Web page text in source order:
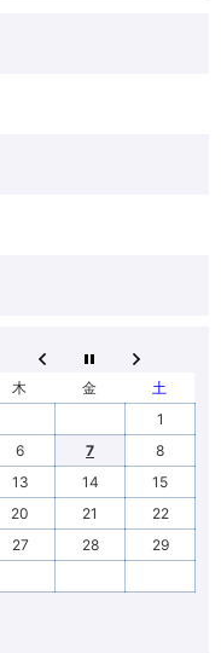
木 金
土
1
6 7
8
13 14
15
20 21
22
27 28
29